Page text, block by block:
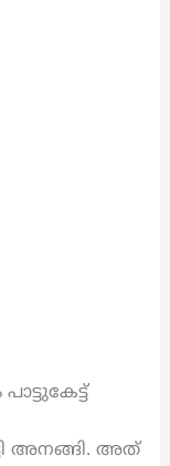
അനങ്ങി. അത്